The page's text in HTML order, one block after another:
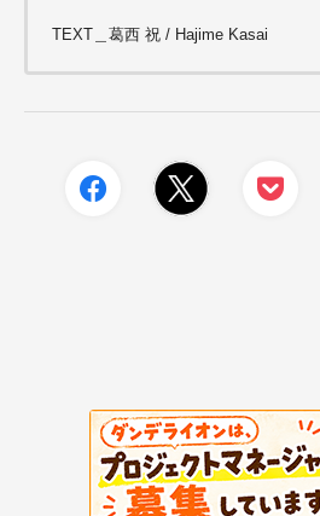
TEXT＿葛西 祝 / Hajime Kasai